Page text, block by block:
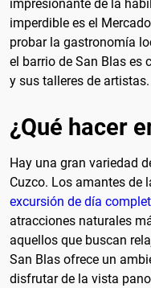
impresionante de la
imperdible es el
probar la gastronomía
el barrio de San Blas es
y sus talleres de artistas.
¿Qué hacer
Hay una gran variedad
Cuzco. Los amantes de
excursión de día
atracciones naturales
aquellos que buscan
San Blas ofrece un
disfrutar de la vista